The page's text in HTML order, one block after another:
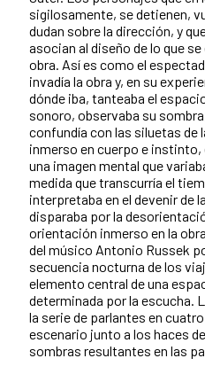
sigilosamente, se detienen,
dudan sobre la dirección, y
asocian al diseño de lo que
obra. Así es como el
invadía la obra y, en su
dónde iba, tanteaba el
sonoro, observaba su
confundía con las siluetas de
inmerso en cuerpo e
una imagen mental que
medida que transcurría el
interpretaba en el devenir de
disparaba por la
orientación inmerso en la
del músico Antonio Russek
secuencia nocturna de los
elemento central de una
determinada por la escucha.
la serie de parlantes en
escenario junto a los haces
sombras resultantes en las